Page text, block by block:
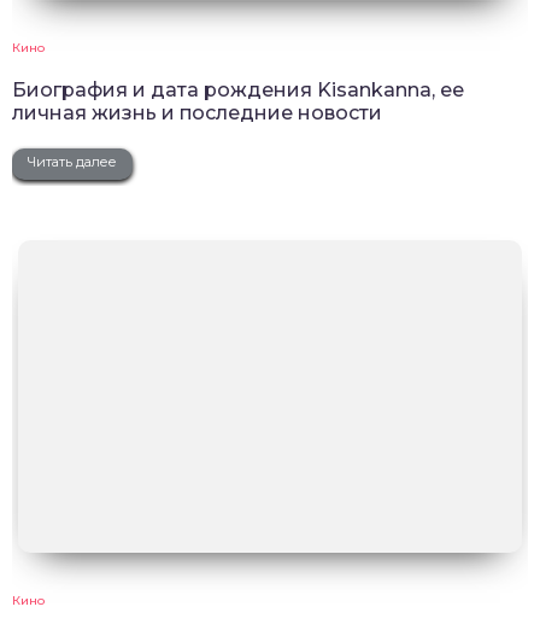
Кино
Биография и дата рождения Kisankanna, ее
личная жизнь и последние новости
Читать далее
Кино